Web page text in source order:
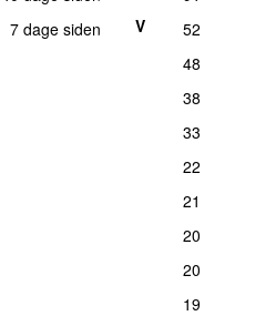
7 dage siden V
52
48
38
33
22
21
20
20
19